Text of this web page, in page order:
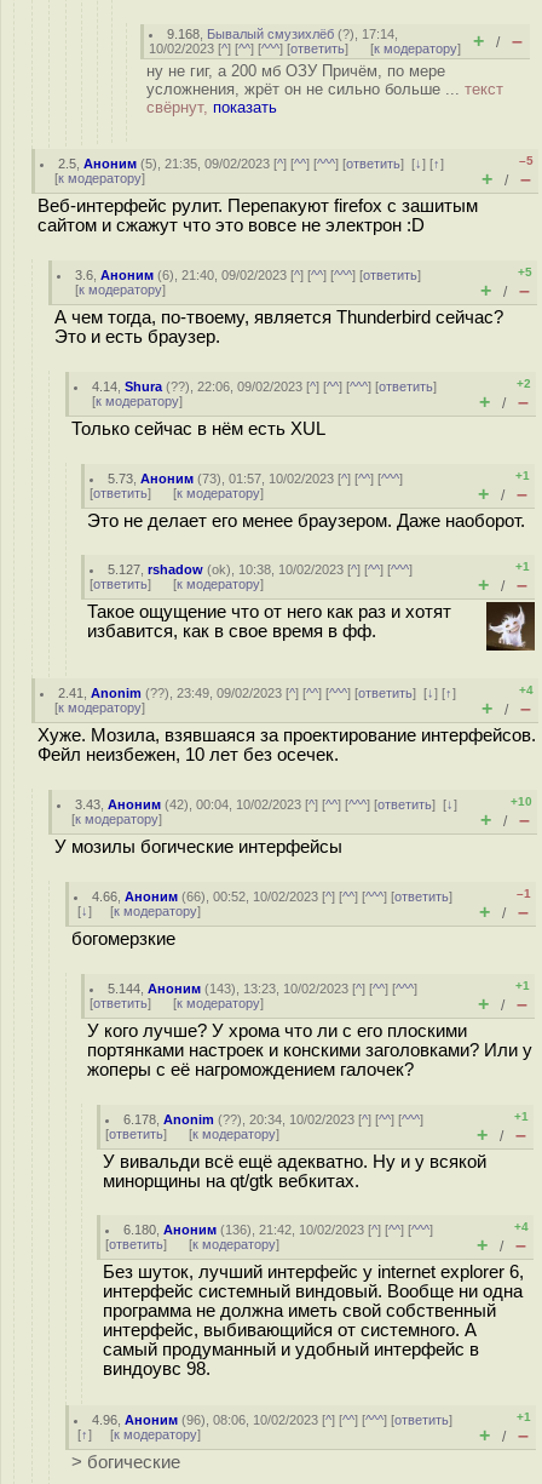
9.168 Бывалый смузихлёб (?), 17:14,
10/02/2023 [^] [^^] [^^^] [ответить] [к модератору] + / –
ну не гиг, а 200 мб ОЗУ Причём, по мере
усложнения, жрёт он не сильно больше ... текст
свёрнут, показать
2.5 ,Аноним (5), 21:35, 09/02/2023 [^] [^^] [^^^] [ответить][↓] [↑]
[к модератору]
–5
+ / –
Веб-интерфейс рулит. Перепакуют firefox с зашитым
сайтом и сжажут что это вовсе не электрон :D
3.6 ,Аноним (6), 21:40, 09/02/2023 [^] [^^] [^^^] [ответить]
[к модератору]
+5
+ / –
А чем тогда, по-твоему, является Thunderbird сейчас?
Это и есть браузер.
4.14 ,Shura (??), 22:06, 09/02/2023 [^] [^^] [^^^] [ответить]
[к модератору]
+2
+ / –
Только сейчас в нём есть XUL
5.73 ,Аноним (73), 01:57, 10/02/2023 [^] [^^] [^^^]
[ответить] [к модератору]
+1
+ / –
Это не делает его менее браузером. Даже наоборот.
5.127 ,rshadow (ok), 10:38, 10/02/2023 [^] [^^] [^^^]
[ответить] [к модератору]
+1
+ / –
Такое ощущение что от него как раз и хотят
избавится, как в свое время в фф.
2.41 ,Anonim (??), 23:49, 09/02/2023 [^] [^^] [^^^] [ответить][↓] [↑]
[к модератору]
+4
+ / –
Хуже. Мозила, взявшаяся за проектирование интерфейсов.
Фейл неизбежен, 10 лет без осечек.
3.43 ,Аноним (42), 00:04, 10/02/2023 [^] [^^] [^^^] [ответить][↓]
[к модератору]
+10
+ / –
У мозилы богические интерфейсы
4.66 ,Аноним (66), 00:52, 10/02/2023 [^] [^^] [^^^] [ответить]
[↓] [к модератору]
–1
+ / –
богомерзкие
5.144 ,Аноним (143), 13:23, 10/02/2023 [^] [^^] [^^^]
[ответить] [к модератору]
+1
+ / –
У кого лучше? У хрома что ли с его плоскими
портянками настроек и конскими заголовками? Или у
жоперы с её нагромождением галочек?
6.178 ,Anonim (??), 20:34, 10/02/2023 [^] [^^] [^^^]
[ответить] [к модератору]
+1
+ / –
У вивальди всё ещё адекватно. Ну и у всякой
минорщины на qt/gtk вебкитах.
6.180 ,Аноним (136), 21:42, 10/02/2023 [^] [^^] [^^^]
[ответить] [к модератору]
+4
+ / –
Без шуток, лучший интерфейс у internet explorer 6,
интерфейс системный виндовый. Вообще ни одна
программа не должна иметь свой собственный
интерфейс, выбивающийся от системного. А
самый продуманный и удобный интерфейс в
виндоувс 98.
4.96 ,Аноним (96), 08:06, 10/02/2023 [^] [^^] [^^^] [ответить]
[↑] [к модератору]
+1
+ / –
> богические